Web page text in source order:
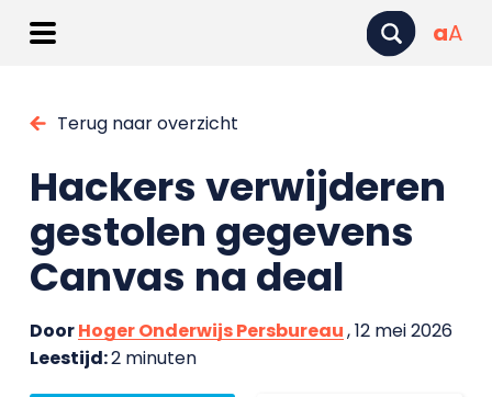
aA
Terug naar overzicht
Hackers verwijderen
gestolen gegevens
Canvas na deal
DoorHoger Onderwijs Persbureau, 12 mei 2026
Leestijd:2 minuten